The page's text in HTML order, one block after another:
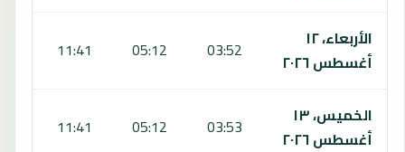
الأربعاء، ١٢
أغسطس ٢٠٢٦
03:52
05:12
11:41
الخميس، ١٣
أغسطس ٢٠٢٦
03:53
05:12
11:41